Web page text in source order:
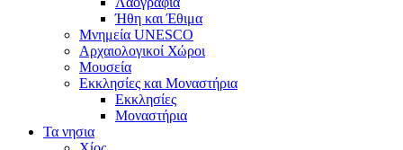
Ήθη και Έθιμα
Μνημεία UNESCO
Αρχαιολογικοί Χώροι
Μουσεία
Εκκλησίες και Μοναστήρια
Εκκλησίες
Μοναστήρια
Τα νησια